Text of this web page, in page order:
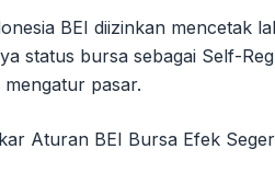
BEI diizinkan mencetak
status bursa sebagai Self-
pasar.